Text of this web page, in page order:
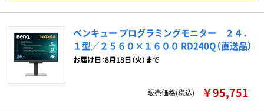
ベンキュー プログラミングモニター ２４．
１型／２５６０×１６００ RD240Q（直送品）
お届け日：8月18日（火）まで
販売価格(税込) ￥95,751